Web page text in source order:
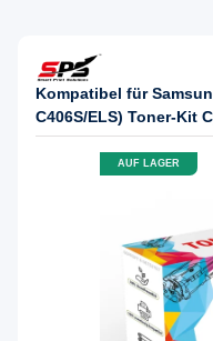
Kompatibel für
C406S/ELS) Toner-Kit
AUF LAGER